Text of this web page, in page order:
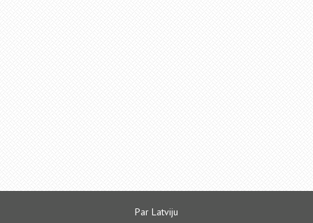
Par Latviju